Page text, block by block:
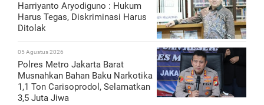
Harriyanto Aryodiguno : Hukum
Harus Tegas, Diskriminasi Harus
Ditolak
05 Agustus 2026
Polres Metro Jakarta Barat
Musnahkan Bahan Baku Narkotika
1,1 Ton Carisoprodol, Selamatkan
3,5 Juta Jiwa